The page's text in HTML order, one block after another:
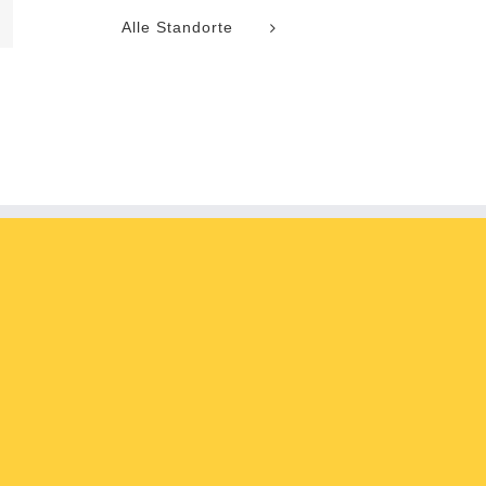
Alle Standorte